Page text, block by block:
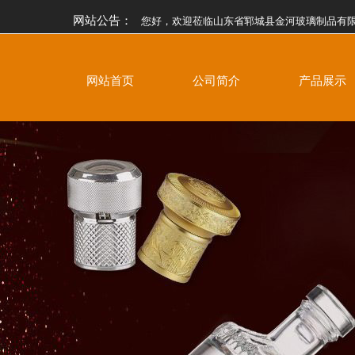
网站公告： 您好，欢迎莅临山东省郓城县金河玻璃制品有限
网站首页 公司简介 产品展示